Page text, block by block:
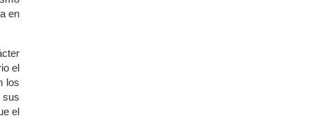
en
el
los
sus
el